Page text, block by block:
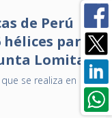
de Perú
hélices para
Lomitas
se realiza en